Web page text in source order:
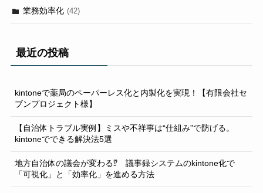
業務効率化 (42)
最近の投稿
kintoneで薬局のペーパーレス化と内製化を実現！【有限会社セ
ブンプロジェクト様】
【自治体トラブル実例】ミスや不祥事は“仕組み”で防げる。
kintoneでできる解決法5選
地方自治体の議会が変わる⁉ 議事録システムのkintone化で
「可視化」と「効率化」を進める方法